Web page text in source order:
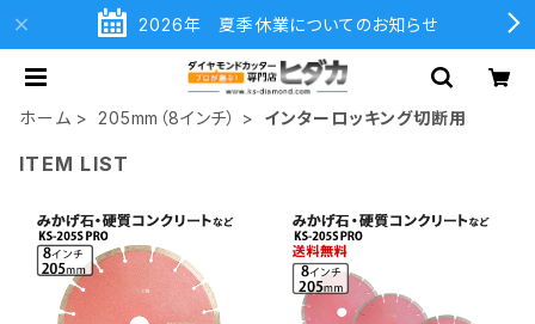
2026年 夏季休業についてのお知らせ
ホーム 205mm（8インチ） インターロッキング切断用
ITEM LIST